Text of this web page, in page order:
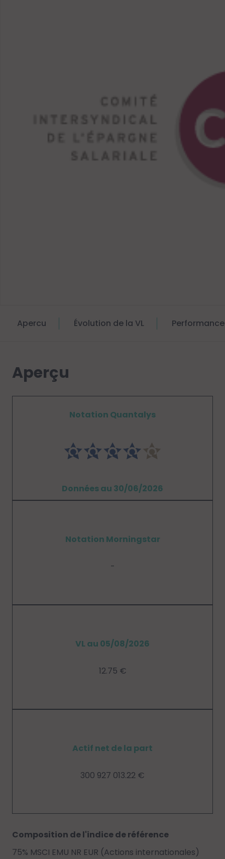
Apercu Évolution de la VL
Aperçu
Notation Quantalys
Données au 30/06/2026
Notation Morningstar
-
VL au 05/08/2026
12.75 €
Actif net de la part
300 927 013.22 €
Composition de l'indice de référence
75% MSCI EMU NR EUR (Actions internationales)